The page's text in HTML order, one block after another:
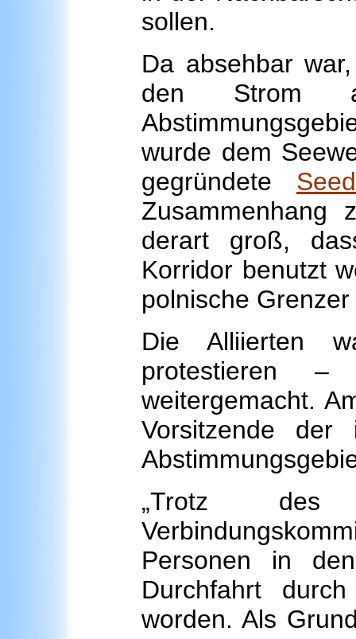
sollen.
Da absehbar
den Strom
wurde dem
gegründete
Zusammenhang
derart groß,
Korridor benutzt
polnische Grenzer
Die Alliierten
protestieren
weitergemacht.
Vorsitzende der
„Trotz des
Personen in
Durchfahrt
worden. Als